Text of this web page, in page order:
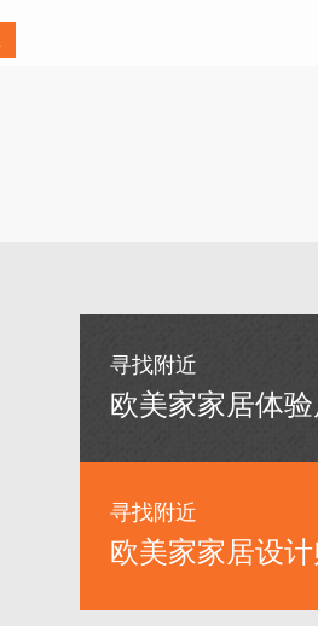
寻找附近
欧美家家居体
寻找附近
欧美家家居设